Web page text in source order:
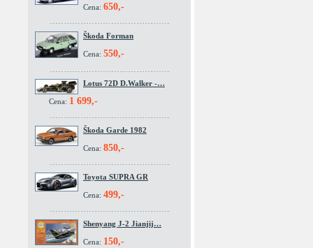
Cena: 650,-
Škoda Forman
Cena: 550,-
Lotus 72D D.Walker -…
Cena: 1 699,-
Škoda Garde 1982
Cena: 850,-
Toyota SUPRA GR
Cena: 499,-
Shenyang J-2 Jianjij…
Cena: 150,-